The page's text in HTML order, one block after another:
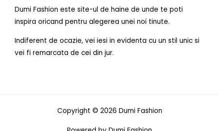
Dumi Fashion este site-ul de haine de unde te poti
inspira oricand pentru alegerea unei noi tinute.
Indiferent de ocazie, vei iesi in evidenta cu un stil unic si
vei fi remarcata de cei din jur.
Copyright © 2026 Dumi Fashion